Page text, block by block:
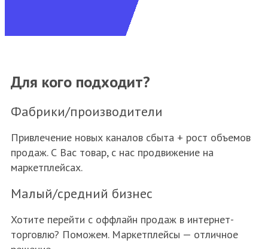
Для кого подходит?
Фабрики/производители
Привлечение новых каналов сбыта + рост объемов
продаж. С Вас товар, с нас продвижение на
маркетплейсах.
Малый/средний бизнес
Хотите перейти с оффлайн продаж в интернет-
торговлю? Поможем. Маркетплейсы — отличное